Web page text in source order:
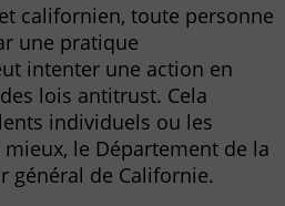
californien, toute personne
une pratique
intenter une action en
lois antitrust. Cela
individuels ou les
le Département de la
général de Californie.